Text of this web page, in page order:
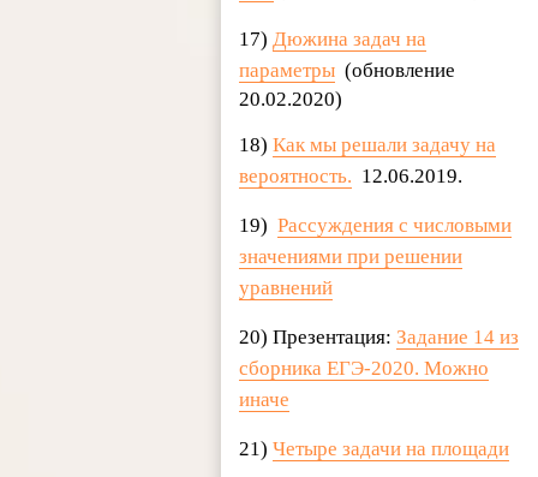
17)Дюжина задач на
параметры (обновление
20.02.2020)
18)Как мы решали задачу на
вероятность. 12.06.2019.
19)Рассуждения с числовыми
значениями при решении
уравнений
20) Презентация:Задание 14 из
сборника ЕГЭ-2020. Можно
иначе
21)Четыре задачи на площади